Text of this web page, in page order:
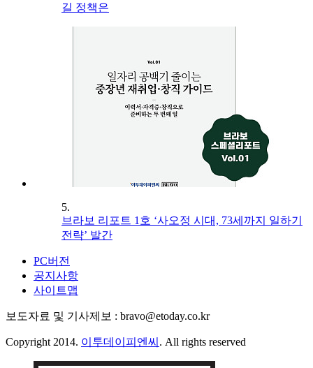
길 정책은
5.
브라보 리포트 1호 ‘사오정 시대, 73세까지 일하기
전략’ 발간
PC버전
공지사항
사이트맵
보도자료 및 기사제보 : bravo@etoday.co.kr
Copyright 2014. 이투데이피엔씨 . All rights reserved